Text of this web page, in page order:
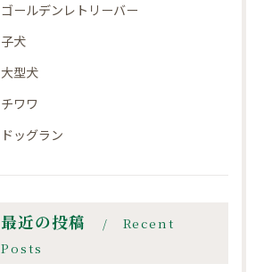
ゴールデンレトリーバー
子犬
大型犬
チワワ
ドッグラン
最近の投稿
Recent
Posts